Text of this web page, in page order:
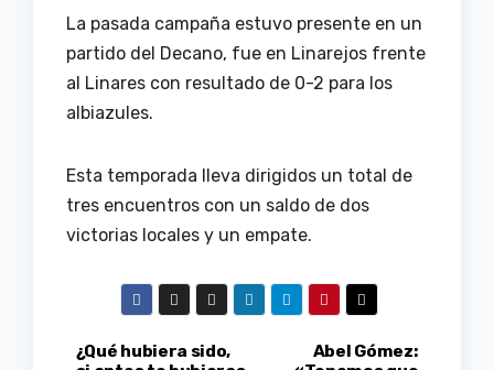
La pasada campaña estuvo presente en un
partido del Decano, fue en Linarejos frente
al Linares con resultado de 0-2 para los
albiazules.
Esta temporada lleva dirigidos un total de
tres encuentros con un saldo de dos
victorias locales y un empate.
Abel Gómez:
¿Qué hubiera sido,